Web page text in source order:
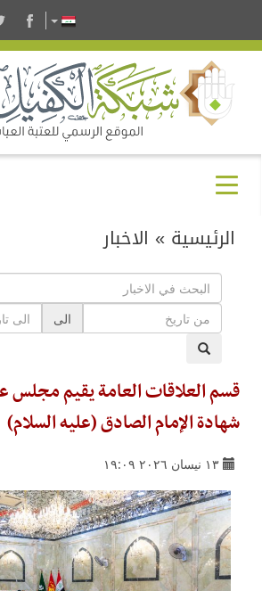
الرئيسية » الاخبار
الى
قسم العلاقات العامة يقيم مجلس
شهادة الإمام الصادق (عليه السلام)
١٣ نيسان ٢٠٢٦ ١٩:٠٩